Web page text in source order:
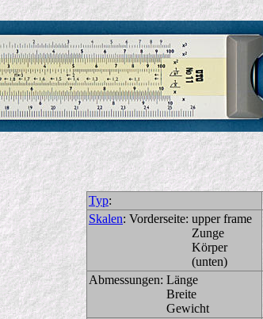
Typ:
Skalen: Vorderseite: upper frame
Zunge
Körper
(unten)
Abmessungen: Länge
Breite
Gewicht